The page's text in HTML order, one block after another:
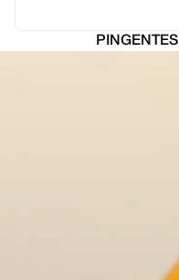
PINGENTES